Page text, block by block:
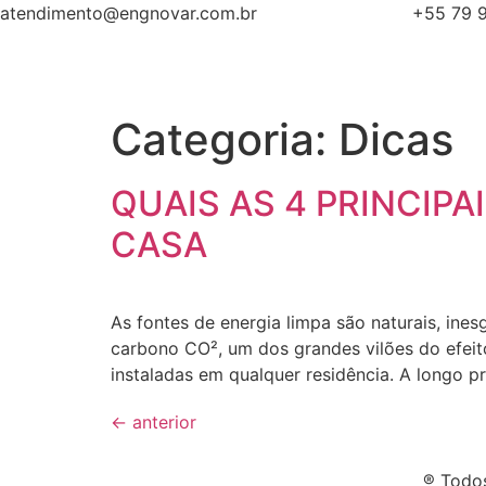
atendimento@engnovar.com.br +55 79
Categoria: Dicas
QUAIS AS 4
CASA
As fontes de energia limpa são naturais,
carbono CO², um dos grandes vilões do
instaladas em qualquer residência. A longo
← anterior
®